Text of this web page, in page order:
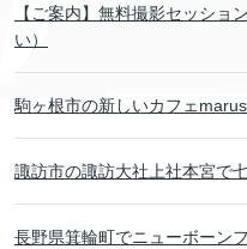
【ご案内】無料撮影セッショ
い）
駒ヶ根市の新しいカフェ
諏訪市の諏訪大社上社本宮で
長野県箕輪町でニューボーン